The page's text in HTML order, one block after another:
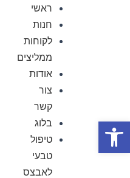
ראשי
חנות
לקוחות
ממליצים
אודות
צור
קשר
בלוג
טיפול
טבעי
לאבצס
פתח סרגל נגישות